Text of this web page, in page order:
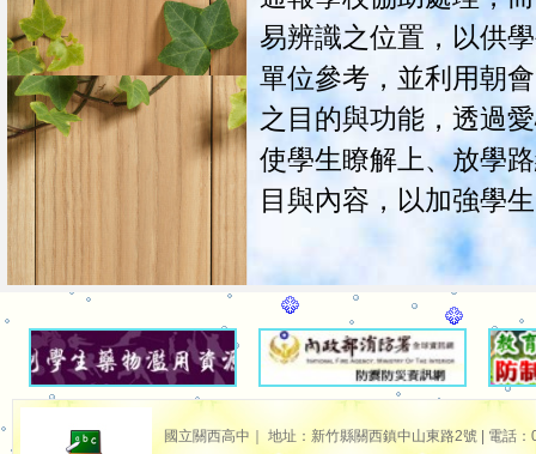
易辨識之位置，以供
單位參考，並利用朝
之目的與功能，透過
使學生瞭解上、放學
目與內容，以加強學
國立關西高中｜ 地址：新竹縣關西鎮中山東路2號 | 電話